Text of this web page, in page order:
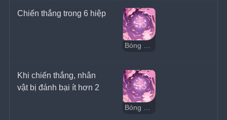
Chiến thắng trong 6 hiệp
Bóng Râm Đền Thần
Khi chiến thắng, nhân
vật bị đánh bại ít hơn 2
Bóng Râm Đền Thần